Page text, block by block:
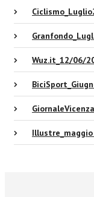
Wuz.it_12/06/